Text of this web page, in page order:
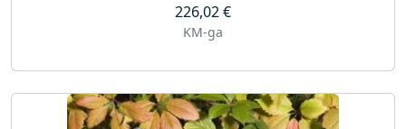
226,02€
KM-ga